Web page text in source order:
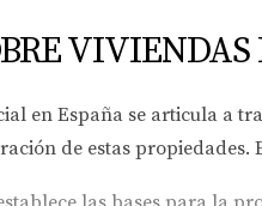
en España se articula a
de estas propiedades.